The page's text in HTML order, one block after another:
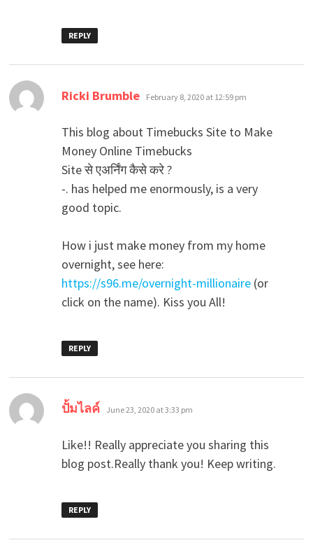
REPLY
Ricki Brumble says:
February 8, 2020 at 12:59 pm
This blog about Timebucks Site to Make
Money Online Timebucks
Site से एअर्निंग कैसे करे ?
-. has helped me enormously, is a very
good topic.
How i just make money from my home
overnight, see here:
https://s96.me/overnight-millionaire(or
click on the name). Kiss you All!
REPLY
ปั้มไลค์ says:
June 23, 2020 at 3:33 pm
Like!! Really appreciate you sharing this
blog post.Really thank you! Keep writing.
REPLY